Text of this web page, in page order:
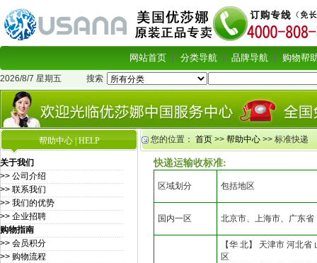
网站首页 分类导航 品牌导航 购物帮
2026/8/7 星期五 搜索
帮助中心 | HELP
关于我们
>> 公司介绍
>> 联系我们
>> 我们的优势
>> 企业招聘
购物指南
>> 会员积分
>> 购物流程
您的位置： 首页 >> 帮助中心 >> 标准快递
快递运输收标准:
区域划分 包括地区
国内一区 北京市、上海市、广东省
【华 北】 天津市 河北省
区